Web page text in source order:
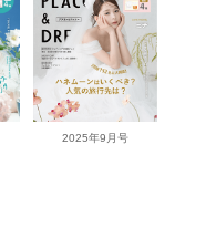
2025年9月号